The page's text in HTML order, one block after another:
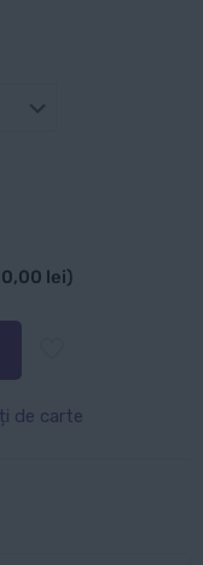
lei.
lei)
de carte